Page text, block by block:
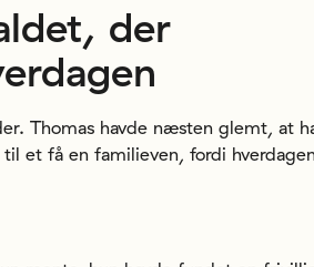
der
Thomas havde næsten glemt, at
et få en familieven, fordi